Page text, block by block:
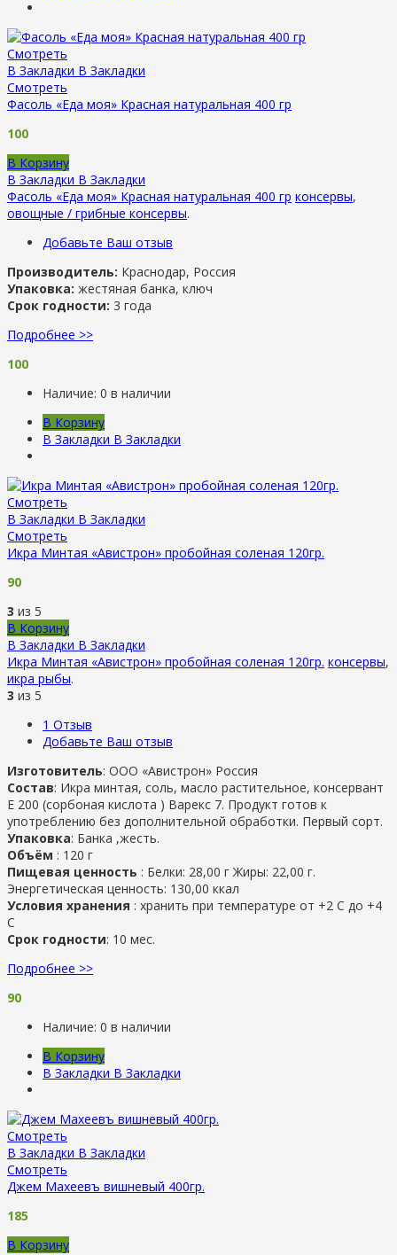
Смотреть
В Закладки В Закладки
Смотреть
Фасоль «Еда моя» Красная натуральная 400 гр
100
В Корзину
В Закладки В Закладки
Фасоль «Еда моя» Красная натуральная 400 гр консервы,
овощные / грибные консервы.
Добавьте Ваш отзыв
Производитель: Краснодар, Россия
Упаковка: жестяная банка, ключ
Срок годности: 3 года
Подробнее >>
100
Наличие: 0 в наличии
В Корзину
В Закладки В Закладки
Смотреть
В Закладки В Закладки
Смотреть
Икра Минтая «Авистрон» пробойная соленая 120гр.
90
3 из 5
В Корзину
В Закладки В Закладки
Икра Минтая «Авистрон» пробойная соленая 120гр. консервы,
икра рыбы.
3 из 5
1 Отзыв
Добавьте Ваш отзыв
Изготовитель: ООО «Авистрон» Россия
Состав: Икра минтая, соль, масло растительное, консервант
Е 200 (сорбоная кислота ) Варекс 7. Продукт готов к
употреблению без дополнительной обработки. Первый сорт.
Упаковка: Банка ,жесть.
Объём : 120 г
Пищевая ценность : Белки: 28,00 г Жиры: 22,00 г.
Энергетическая ценность: 130,00 ккал
Условия хранения : хранить при температуре от +2 С до +4
С
Срок годности: 10 мес.
Подробнее >>
90
Наличие: 0 в наличии
В Корзину
В Закладки В Закладки
Смотреть
В Закладки В Закладки
Смотреть
Джем Махеевъ вишневый 400гр.
185
В Корзину